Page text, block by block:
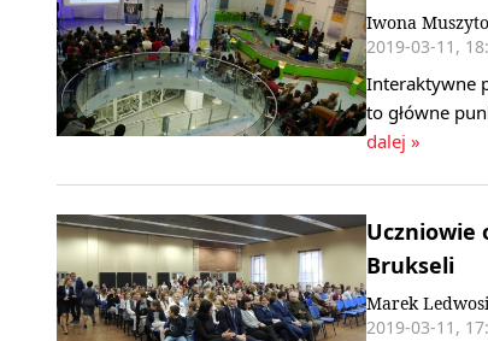
Iwona
2019-03-11,
Interaktywne
to główne
dalej »
Uczniowie
Brukseli
Marek
2019-03-11,